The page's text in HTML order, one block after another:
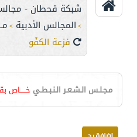
شبكة قحطان -
> المجالس الأدبية >
فزعة الكفْو
مـجـلـس الـشـعـر الـنـبـطـي